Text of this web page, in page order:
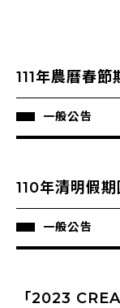
111年農曆春
一般公告
110年清明假
一般公告
「2023